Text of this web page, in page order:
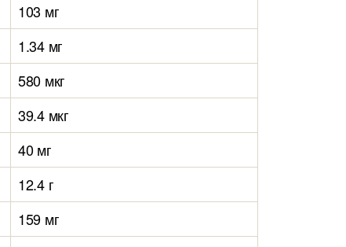
103 мг
1.34 мг
580 мкг
39.4 мкг
40 мг
12.4 г
159 мг